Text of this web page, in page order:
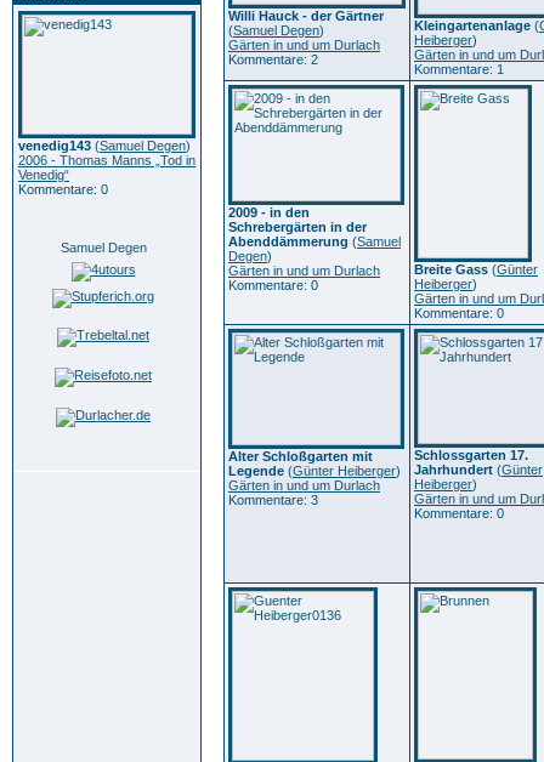
venedig143 (Samuel Degen)
2006 - Thomas Manns „Tod in
Venedig“
Kommentare: 0
Samuel Degen
Willi Hauck - der Gärtner
(Samuel Degen)
Gärten in und um Durlach
Kommentare: 2
Kleingartenanlage (
Heiberger)
Gärten in und um
Kommentare: 1
2009 - in den
Schrebergärten in der
Abenddämmerung (Samuel
Degen)
Gärten in und um Durlach
Kommentare: 0
Breite Gass (Günter
Heiberger)
Gärten in und um
Kommentare: 0
Alter Schloßgarten mit
Legende (Günter Heiberger)
Gärten in und um Durlach
Kommentare: 3
Schlossgarten 17.
Jahrhundert (Günter
Heiberger)
Gärten in und um
Kommentare: 0